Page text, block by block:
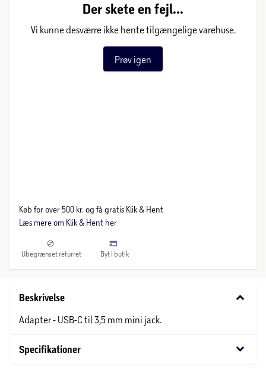
Der skete en fejl...
Vi kunne desværre ikke hente tilgængelige varehuse.
Prøv igen
Køb for over 500 kr. og få gratis Klik & Hent
Læs mere om Klik & Hent her
Ubegrænset returret Byt i butik
Beskrivelse keyboard_arrow_down
Adapter - USB-C til 3,5 mm mini jack.
Specifikationer keyboard_arrow_down